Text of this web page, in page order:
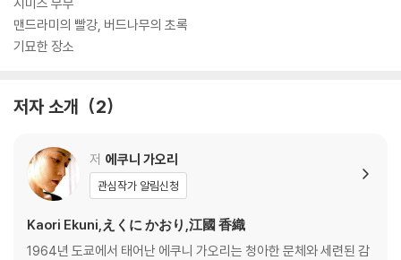
맨드라미의 빨강, 버드나무의 초록
기묘한 장소
저자 소개 2
저 에쿠니 가오리
관심작가 알림신청
Kaori Ekuni,えくに かおり,江國 香織
1964년 도쿄에서 태어난 에쿠니 가오리는 청아한 문체와 세련된 감